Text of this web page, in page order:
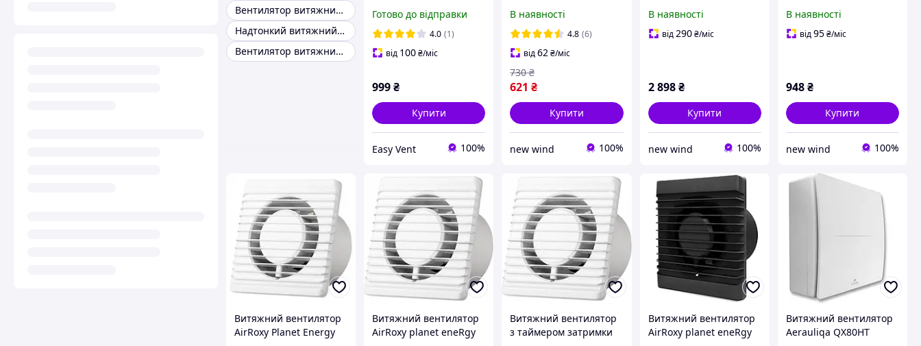
Вентилятор витяжний тонкий
Надтонкий витяжний вентилятор
Вентилятор витяжний побутової 100
Готово до відправки
4.0 (1)
від 100₴/міс
999₴
Купити
Easy Vent 100%
053
В наявності
4.8 (6)
від62₴/міс
621 ₴
730 ₴
Купити
new wind 100%
В наявності
від290 ₴/міс
2 898 ₴
Купити
new wind 100%
80 РS білий 01-054
В наявності
від95₴/міс
948₴
Купити
new wind 100%
Витяжний вентилятор
AirRoxy Planet Energy
Витяжний вентилятор
AirRoxy planet eneRgy
Витяжний вентилятор
з таймером затримки
Витяжний вентилятор
AirRoxy planet eneRgy
Витяжний вентилятор
Aerauliqa QX80HT